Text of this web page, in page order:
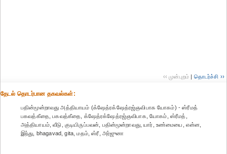
‹‹ முன்புறம் | தொடர்ச்சி ››
தேட‌ல் தொட‌ர்பான தகவ‌ல்க‌ள்:
பதின்மூன்றாவது அத்தியாயம் (க்ஷேத்ரக்ஷேத்ரஜ்ஞவிபாக யோகம்) - ஸ்ரீமத்
பகவத்கீதை, பகவத்கீதை, க்ஷேத்ரக்ஷேத்ரஜ்ஞவிபாக, யோகம், ஸ்ரீமத்,
அத்தியாயம், வீடு, குடியிருப்பவன், பதின்மூன்றாவது, யார், உண்மையை, என்ன,
இந்து, bhagavad, gita, மதம், ஸ்ரீ, அர்ஜுனா